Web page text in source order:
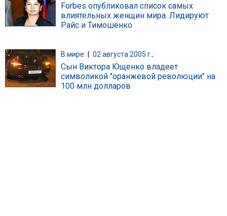
Forbes опубликовал список самых
влиятельных женщин мира. Лидируют
Райс и Тимошенко
В мире | 02 августа 2005 г.,
Сын Виктора Ющенко владеет
символикой "оранжевой революции" на
100 млн долларов